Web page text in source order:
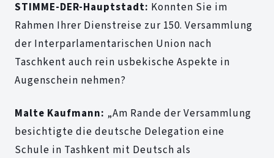
STIMME-DER-Hauptstadt: Konnten Sie im
Rahmen Ihrer Dienstreise zur 150. Versammlung
der Interparlamentarischen Union nach
Taschkent auch rein usbekische Aspekte in
Augenschein nehmen?
Malte Kaufmann: „Am Rande der Versammlung
besichtigte die deutsche Delegation eine
Schule in Tashkent mit Deutsch als